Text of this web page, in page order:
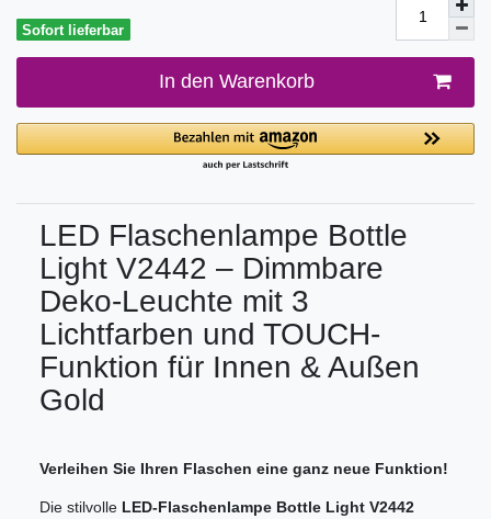
Sofort lieferbar
In den Warenkorb
LED Flaschenlampe Bottle
Light V2442 – Dimmbare
Deko-Leuchte mit 3
Lichtfarben und TOUCH-
Funktion für Innen & Außen
Gold
Verleihen Sie Ihren Flaschen eine ganz neue Funktion!
Die stilvolle LED-Flaschenlampe Bottle Light V2442